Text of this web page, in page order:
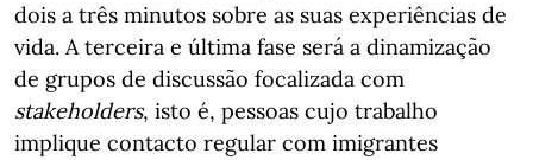
dois a três minutos sobre as suas experiências de
vida. A terceira e última fase será a dinamização
de grupos de discussão focalizada com
stakeholders, isto é, pessoas cujo trabalho
implique contacto regular com imigrantes